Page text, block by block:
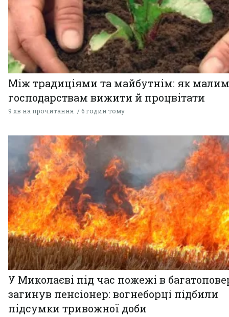
Між традиціями та майбутнім: як малим
господарствам вижити й процвітати
9 хв на прочитання 6 годин тому
У Миколаєві під час пожежі в
загинув пенсіонер: вогнеборці підбили
підсумки тривожної доби